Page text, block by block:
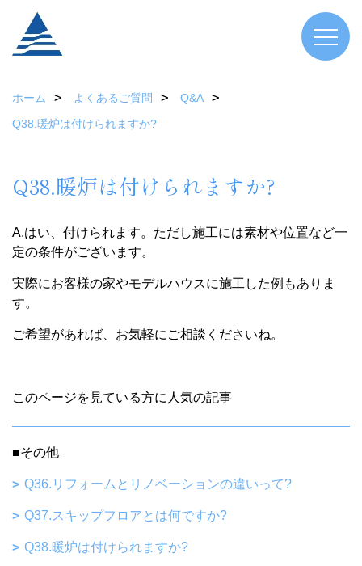
ホーム よくあるご質問
Q&A
Q38.暖炉は付けられますか?
Q38.暖炉は付けられますか?
A.はい、付けられます。ただし施工には素材や位置など一
定の条件がございます。
実際にお客様の家やモデルハウスに施工した例もありま
す。
ご希望があれば、お気軽にご相談くださいね。
このページを見ている方に人気の記事
■その他
Q36.リフォームとリノベーションの違いって?
Q37.スキップフロアとは何ですか?
Q38.暖炉は付けられますか?